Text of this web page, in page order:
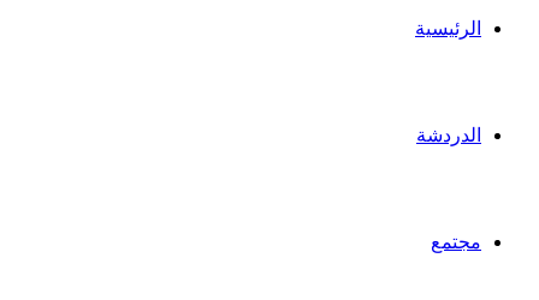
الرئيسية
الدردشة
مجتمع